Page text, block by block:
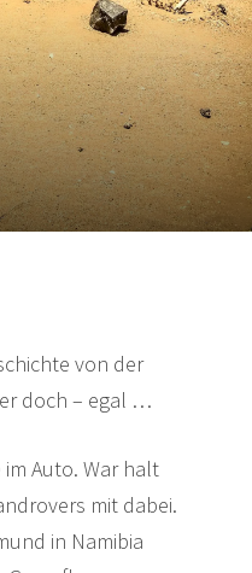
von der
doch – egal …
Auto. War halt
mit dabei.
in Namibia